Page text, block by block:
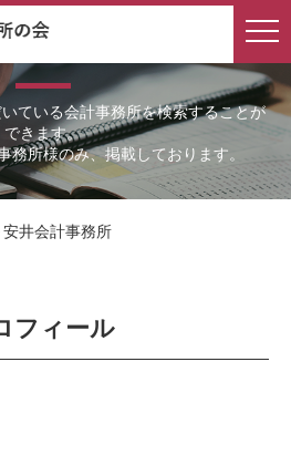
ている会計事務所を検索することが
できます。
務所様のみ、掲載しております。
安井会計事務所
フィール